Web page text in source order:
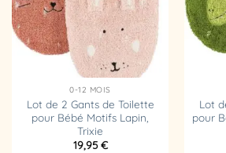
0-12 MOIS
Lot de 2 Gants de Toilette
pour Bébé Motifs Lapin,
Trixie
19,95€
Lot
pour